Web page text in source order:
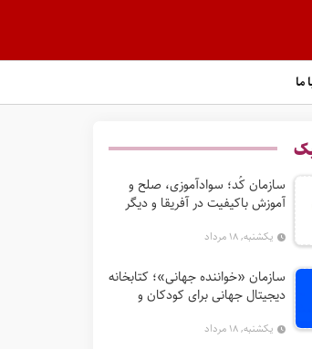
ما
سازمان کُد؛ سوادآموزی، صلح و
آموزش باکیفیت در آفریقا و دیگر
یکشنبه, ۱۸ مرداد
سازمان «خواننده جهانی»؛ کتابخانه
دیجیتال جهانی برای کودکان و
یکشنبه, ۱۸ مرداد